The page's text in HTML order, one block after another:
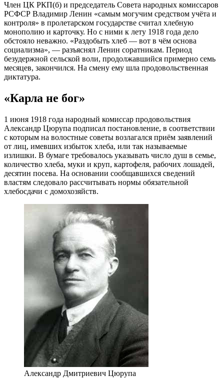
Член ЦК РКП(б) и председатель Совета народных комиссаров
РСФСР Владимир Ленин «самым могучим средством учёта и
контроля» в пролетарском государстве считал хлебную
монополию и карточку. Но с ними к лету 1918 года дело
обстояло неважно. «Раздобыть хлеб — вот в чём основа
социализма», — разъяснял Ленин соратникам. Период
безудержной сельской воли, продолжавшийся примерно семь
месяцев, закончился. На смену ему шла продовольственная
диктатура.
«Карла не бог»
1 июня 1918 года народный комиссар продовольствия
Александр Цюрупа подписал постановление, в соответствии
с которым на волостные советы возлагался приём заявлений
от лиц, имевших избыток хлеба, или так называемые
излишки. В бумаге требовалось указывать число душ в семье,
количество хлеба, муки и круп, картофеля, рабочих лошадей,
десятин посева. На основании сообщавшихся сведений
властям следовало рассчитывать нормы обязательной
хлебосдачи с домохозяйств.
Александр Дмитриевич Цюрупа